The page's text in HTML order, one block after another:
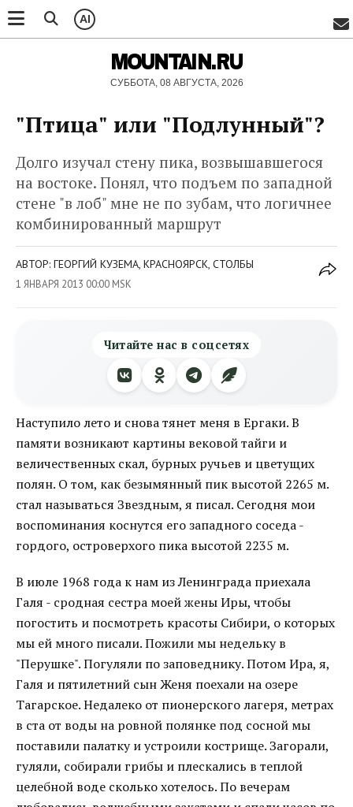
AI
MOUNTAIN.RU
СУББОТА, 08 АВГУСТА, 2026
"Птица" или "Подлунный"?
Долго изучал стену пика, возвышавшегося
на востоке. Понял, что подъем по западной
стене "в лоб" мне не по зубам, что логичнее
комбинированный маршрут
АВТОР: ГЕОРГИЙ КУЗЕМА, КРАСНОЯРСК, СТОЛБЫ
1 ЯНВАРЯ 2013 00:00 MSK
Читайте нас в соцсетях
Наступило лето и снова тянет меня в Ергаки. В
памяти возникают картины вековой тайги и
величественных скал, бурных ручьев и цветущих
полян. О том, как безымянный пик высотой 2265 м.
стал называться Звездным, я писал. Сегодня мои
воспоминания коснутся его западного соседа -
гордого, островерхого пика высотой 2235 м.
В июле 1968 года к нам из Ленинграда приехала
Галя - сродная сестра моей жены Иры, чтобы
погостить и посмотреть красоты Сибири, о которых
мы ей много писали. Пожили мы недельку в
"Перушке". Погуляли по заповеднику. Потом Ира, я,
Галя и пятилетний сын Женя поехали на озере
Тагарское. Недалеко от пионерского лагеря, метрах
в ста от воды на ровной полянке под сосной мы
поставили палатку и устроили кострище. Загорали,
гуляли, собирали грибы и плескались в теплой
целебной воде сколько хотелось. По вечерам